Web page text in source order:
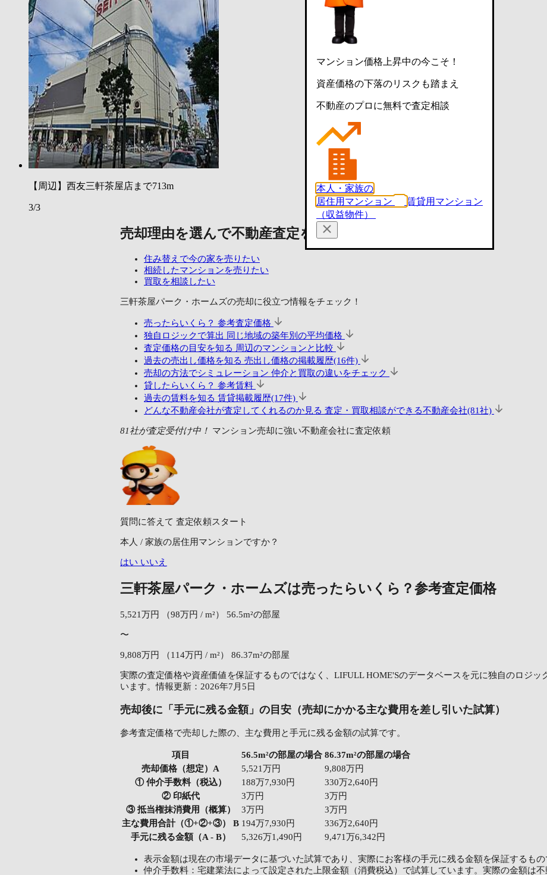
【周辺】西友三軒茶屋店まで713m
3/3
売却理由を選んで不動産査定を依頼する
住み替えで今の家を売りたい
相続したマンションを売りたい
買取を相談したい
三軒茶屋パーク・ホームズの売却に役立つ情報をチェック！
売ったらいくら？ 参考査定価格
独自ロジックで算出 同じ地域の築年別の平均価格
査定価格の目安を知る 周辺のマンションと比較
過去の売出し価格を知る 売出し価格の掲載履歴(16件)
売却の方法でシミュレーション 仲介と買取の違いをチェック
貸したらいくら？ 参考賃料
過去の賃料を知る 賃貸掲載履歴(17件)
どんな不動産会社が査定してくれるのか見る 査定・買取相談ができる不動産会社(81社)
81社が査定受付け中！ マンション売却に強い不動産会社に査定依頼
質問に答えて 査定依頼スタート
本人 / 家族の居住用マンションですか？
はい いいえ
三軒茶屋パーク・ホームズは売ったらいくら？ 参考査定価格
5,521万円 （98万円 / m²） 56.5m²の部屋
〜
9,808万円 （114万円 / m²） 86.37m²の部屋
実際の査定価格や資産価値を保証するものではなく、LIFULL HOME'Sのデータベースを元に独自のロジッ
います。情報更新：2026年7月5日
売却後に「手元に残る金額」の目安（売却にかかる主な費用を差し引いた試算）
参考査定価格で売却した際の、主な費用と手元に残る金額の試算です。
項目 56.5m²の部屋の場合 86.37m²の部屋の場合
売却価格（想定）A
5,521万円
9,808万円
① 仲介手数料（税込）
188万7,930円
330万2,640円
② 印紙代
3万円
3万円
③ 抵当権抹消費用（概算）
3万円
3万円
主な費用合計（①+②+③） B 194万7,930円
336万2,640円
手元に残る金額（A - B）
5,326万1,490円 9,471万6,342円
表示金額は現在の市場データに基づいた試算であり、実際にお客様の手元に残る金額を保証するも
仲介手数料：宅建業法によって設定された上限金額（消費税込）で試算しています。実際の金額は
マンション価格上昇中の今こそ！
資産価格の下落のリスクも踏まえ
不動産のプロに無料で査定相談
本人・家族の
居住用マンション
賃貸用マンション
（収益物件）